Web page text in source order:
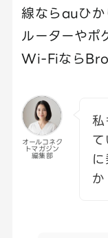
線ならauひか
ルーターやポ
Wi-Fiなら
オールコネク
トマガジン
編集部
私
て
か